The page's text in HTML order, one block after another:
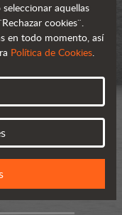
aquellas
cookies¨.
en todo momento, así
Política de Cookies.